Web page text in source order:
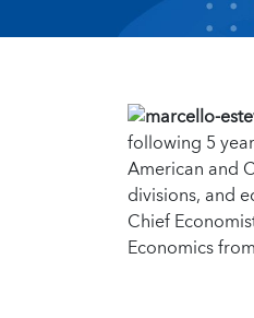
following 5
American and
divisions, and
Chief
Economics